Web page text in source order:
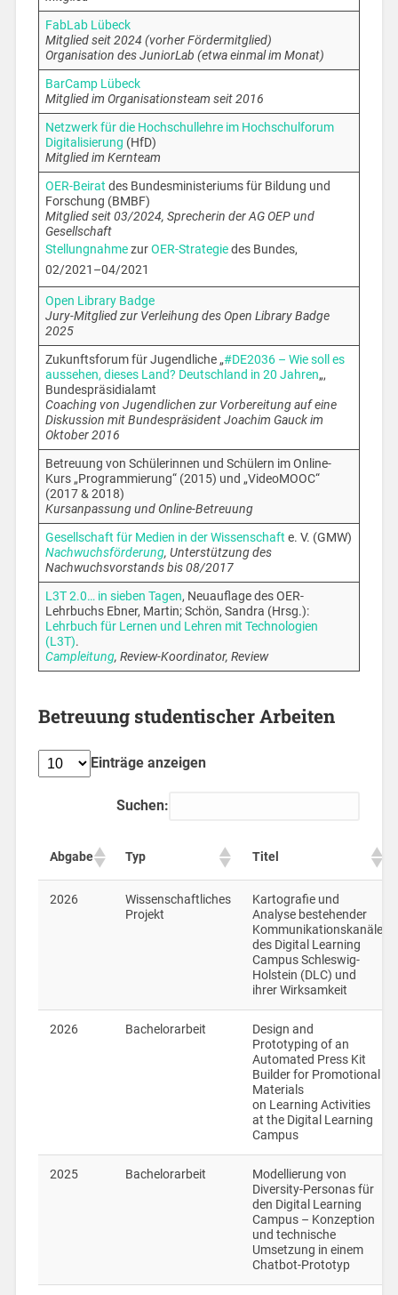
FabLab Lübeck
Mitglied seit 2024 (vorher Fördermitglied)
Organisation des JuniorLab (etwa einmal im Monat)
BarCamp Lübeck
Mitglied im Organisationsteam seit 2016
Netzwerk für die Hochschullehre im Hochschulforum
Digitalisierung (HfD)
Mitglied im Kernteam
OER-Beirat des Bundesministeriums für Bildung und
Forschung (BMBF)
Mitglied seit 03/2024, Sprecherin der AG OEP und
Gesellschaft
StellungnahmezurOER-Strategiedes Bundes,
02/2021–04/2021
Open Library Badge
Jury-Mitglied zur Verleihung des Open Library Badge
2025
Zukunftsforum für Jugendliche „#DE2036 – Wie soll es
aussehen, dieses Land? Deutschland in 20 Jahren„,
Bundespräsidialamt
Coaching von Jugendlichen zur Vorbereitung auf eine
Diskussion mit Bundespräsident Joachim Gauck im
Oktober 2016
Betreuung von Schülerinnen und Schülern im Online-
Kurs „Programmierung“ (2015) und „VideoMOOC“
(2017 & 2018)
Kursanpassung und Online-Betreuung
Gesellschaft für Medien in der Wissenschaft e. V. (GMW)
Nachwuchsförderung, Unterstützung des
Nachwuchsvorstands bis 08/2017
L3T 2.0… in sieben Tagen, Neuauflage des OER-
Lehrbuchs Ebner, Martin; Schön, Sandra (Hrsg.):
Lehrbuch für Lernen und Lehren mit Technologien
(L3T).
Campleitung, Review-Koordinator, Review
Betreuung studentischer Arbeiten
Einträge anzeigen
Suchen:
Abgabe Typ Titel
2026
Wissenschaftliches
Projekt
Kartografie und
Analyse bestehender
Kommunikationskanäle
des Digital Learning
Campus Schleswig-
Holstein (DLC) und
ihrer Wirksamkeit
2026 Bachelorarbeit
Design and
Prototyping of an
Automated Press Kit
Builder for Promotional
Materials
on Learning Activities
at the Digital Learning
Campus
2025 Bachelorarbeit
Modellierung von
Diversity-Personas für
den Digital Learning
Campus – Konzeption
und technische
Umsetzung in einem
Chatbot-Prototyp